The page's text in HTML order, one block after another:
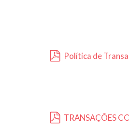
Política de
TRANSAÇÕES